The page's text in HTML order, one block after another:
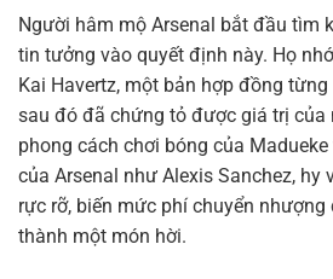
Người hâm mộ Arsenal bắt đầu tìm
tin tưởng vào quyết định này. Họ
Kai Havertz, một bản hợp đồng
sau đó đã chứng tỏ được giá trị của
phong cách chơi bóng của
của Arsenal như Alexis Sanchez, hy
rực rỡ, biến mức phí chuyển
thành một món hời.